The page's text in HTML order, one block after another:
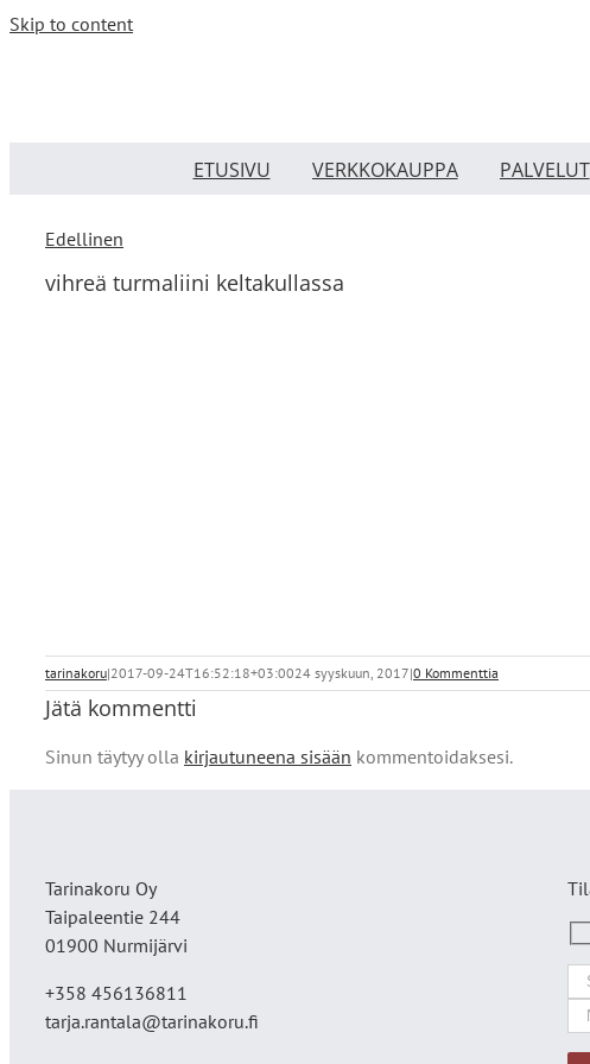
Skip to content
ETUSIVU VERKKOKAUPPA PALVELUT
Edellinen
vihreä turmaliini keltakullassa
tarinakoru|2017-09-24T16:52:18+03:0024 syyskuun, 2017|0 Kommenttia
Jätä kommentti
Sinun täytyy olla kirjautuneena sisään kommentoidaksesi.
Tarinakoru Oy
Taipaleentie 244
01900 Nurmijärvi
+358 456136811
tarja.rantala@tarinakoru.fi